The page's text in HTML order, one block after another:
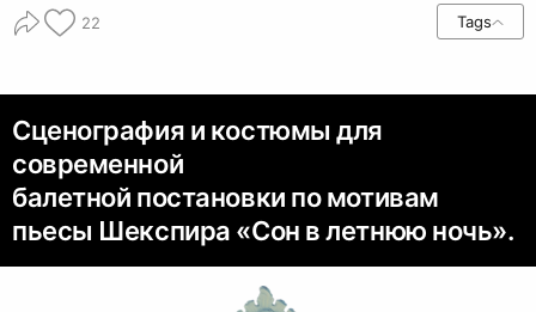
22 Tags
Сценография и костюмы для
современной
балетной постановки по мотивам
пьесы Шекспира «Сон в летнюю ночь».